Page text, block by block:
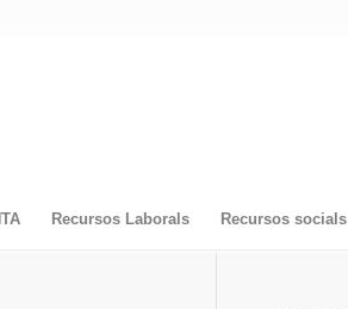
Recursos Laborals Recursos socials